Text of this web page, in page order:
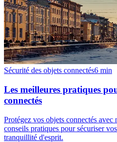
Sécurité des objets connectés6 min
Les meilleures pratiques
connectés
Protégez vos objets connectés
conseils pratiques pour sécuriser
tranquillité d'esprit.